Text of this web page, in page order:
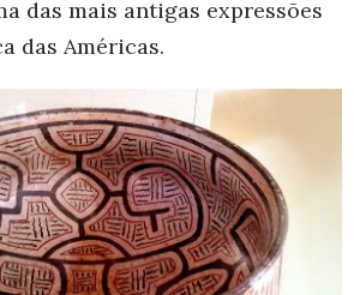
das mais antigas expressões
das Américas.